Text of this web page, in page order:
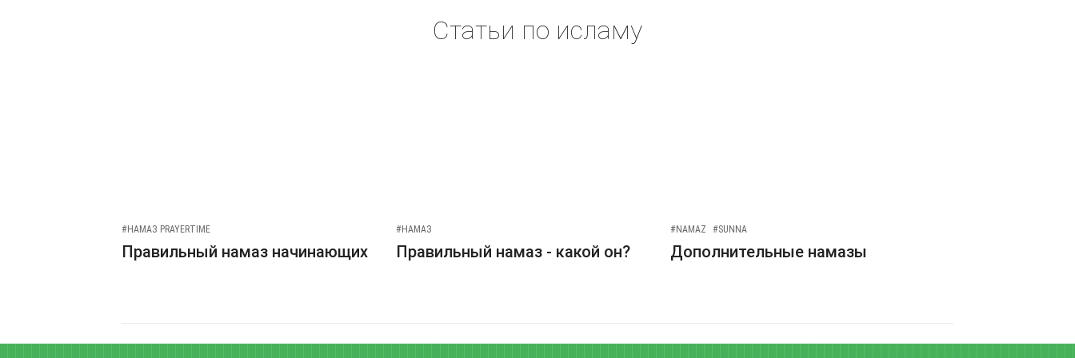
Статьи по исламу
#НАМАЗ PRAYERTIME
Правильный намаз начинающих
#НАМАЗ
Правильный намаз - какой он?
#NAMAZ #SUNNA
Дополнительные намазы